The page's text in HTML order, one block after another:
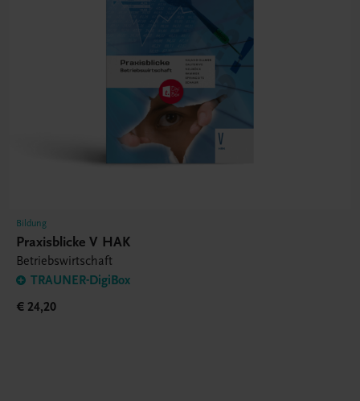
Bildung
Praxisblicke V HAK
Betriebswirtschaft
TRAUNER-DigiBox
€ 24,20